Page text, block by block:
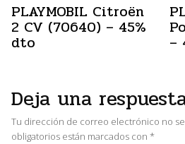
PLAYMOBIL Citroën
2 CV (70640) – 45%
dto –
Deja una
Tu dirección de correo electrónico no
obligatorios están marcados con *